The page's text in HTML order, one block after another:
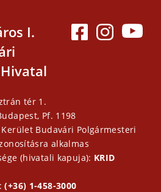
I.
tér 1.
Pf. 1198
Budavári Polgármesteri
alkalmas
(hivatali kapuja): KRID
(+36) 1-458-3000